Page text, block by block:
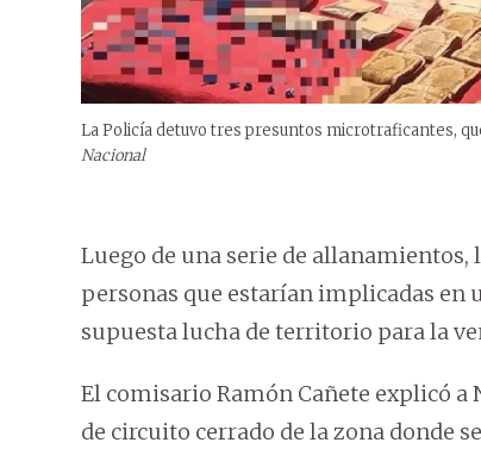
La Policía detuvo tres presuntos microtraficantes,
Nacional
Luego de una serie de
personas que estarían implicadas en
supuesta lucha de territorio para la
El comisario Ramón Cañete explicó a
de circuito cerrado de la zona donde